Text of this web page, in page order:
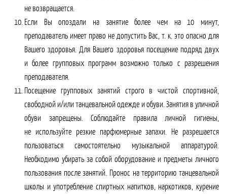
не возвращается.
Если Вы опоздали на занятие более чем на 10 минут,
преподаватель имеет право не допустить Вас, т. к. это опасно для
Вашего здоровья. Для Вашего здоровья посещение подряд двух
и более групповых программ возможно только с разрешения
преподавателя.
Посещение групповых занятий строго в чистой спортивной,
свободной и/или танцевальной одежде и обуви. Занятия в уличной
обуви запрещены. Соблюдайте правила личной гигиены,
не используйте резкие парфюмерные запахи. Не разрешается
пользоваться самостоятельно музыкальной аппаратурой.
Необходимо убирать за собой оборудование и предметы личного
пользования после занятий. Пронос на территорию танцевальной
школы и употребление спиртных напитков, наркотиков, курение